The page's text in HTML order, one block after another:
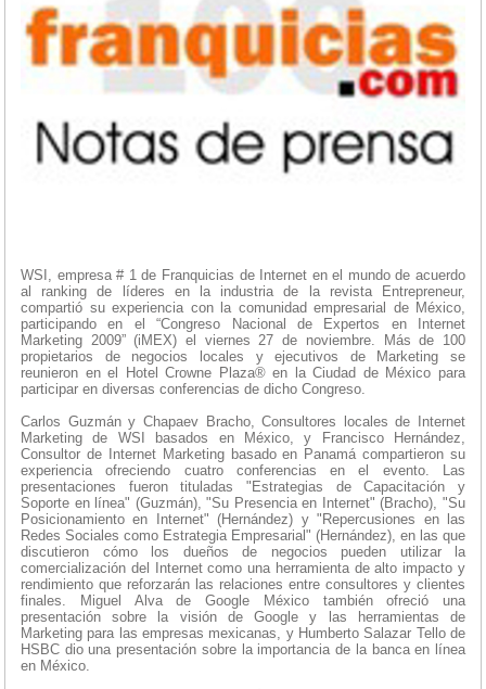
WSI, empresa # 1 de Franquicias de Internet en el mundo de acuerdo
al ranking de líderes en la industria de la revista Entrepreneur,
compartió su experiencia con la comunidad empresarial de México,
participando en el “Congreso Nacional de Expertos en Internet
Marketing 2009” (iMEX) el viernes 27 de noviembre. Más de 100
propietarios de negocios locales y ejecutivos de Marketing se
reunieron en el Hotel Crowne Plaza® en la Ciudad de México para
participar en diversas conferencias de dicho Congreso.
Carlos Guzmán y Chapaev Bracho, Consultores locales de Internet
Marketing de WSI basados en México, y Francisco Hernández,
Consultor de Internet Marketing basado en Panamá compartieron su
experiencia ofreciendo cuatro conferencias en el evento. Las
presentaciones fueron tituladas "Estrategias de Capacitación y
Soporte en línea" (Guzmán), "Su Presencia en Internet" (Bracho), "Su
Posicionamiento en Internet" (Hernández) y "Repercusiones en las
Redes Sociales como Estrategia Empresarial" (Hernández), en las que
discutieron cómo los dueños de negocios pueden utilizar la
comercialización del Internet como una herramienta de alto impacto y
rendimiento que reforzarán las relaciones entre consultores y clientes
finales. Miguel Alva de Google México también ofreció una
presentación sobre la visión de Google y las herramientas de
Marketing para las empresas mexicanas, y Humberto Salazar Tello de
HSBC dio una presentación sobre la importancia de la banca en línea
en México.